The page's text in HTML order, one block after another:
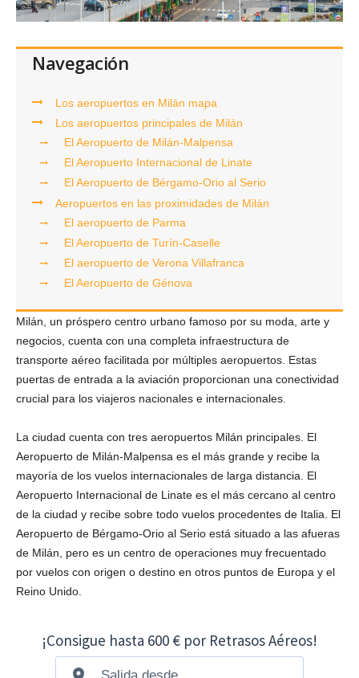
Navegación
Los aeropuertos en Milán mapa
Los aeropuertos principales de Milán
El Aeropuerto de Milán-Malpensa
El Aeropuerto Internacional de Linate
El Aeropuerto de Bérgamo-Orio al Serio
Aeropuertos en las proximidades de Milán
El aeropuerto de Parma
El Aeropuerto de Turín-Caselle
El aeropuerto de Verona Villafranca
El Aeropuerto de Génova
Milán, un próspero centro urbano famoso por su moda, arte y
negocios, cuenta con una completa infraestructura de
transporte aéreo facilitada por múltiples aeropuertos. Estas
puertas de entrada a la aviación proporcionan una conectividad
crucial para los viajeros nacionales e internacionales.
La ciudad cuenta con tres aeropuertos Milán principales. El
Aeropuerto de Milán-Malpensa es el más grande y recibe la
mayoría de los vuelos internacionales de larga distancia. El
Aeropuerto Internacional de Linate es el más cercano al centro
de la ciudad y recibe sobre todo vuelos procedentes de Italia. El
Aeropuerto de Bérgamo-Orio al Serio está situado a las afueras
de Milán, pero es un centro de operaciones muy frecuentado
por vuelos con origen o destino en otros puntos de Europa y el
Reino Unido.